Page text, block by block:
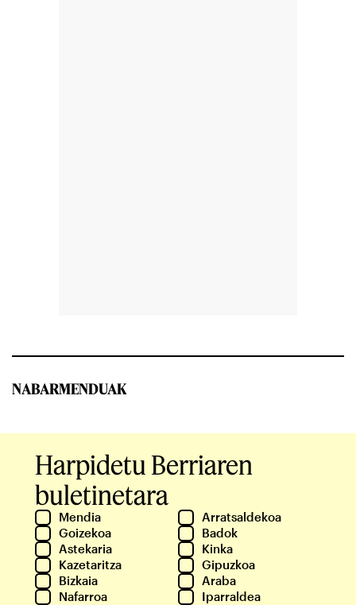
NABARMENDUAK
Harpidetu Berriaren
buletinetara
Mendia
Arratsaldekoa
Goizekoa
Badok
Astekaria
Kinka
Kazetaritza
Gipuzkoa
Bizkaia
Araba
Nafarroa
Iparraldea